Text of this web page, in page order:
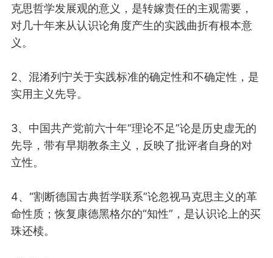
克思哲学发展观的意义 ， 是转嫁责任的主观需要，
对几十年来从认识论角度产生的实践曲折有根本意
义 。
2、 混淆列宁关于实践标准的确定性和不确定性， 是
实用主义先导。
3、中国共产党前六十年“理论不足”论是历史虚无的
先导 ，带有早期教条主义，反映了批评者自身的对
立性。
4、“割断德国古典哲学联系”论忽视马克思主义的革
命性质 ；恢复康德黑格尔的“知性” ， 是认识论 上的买
珠还椟。